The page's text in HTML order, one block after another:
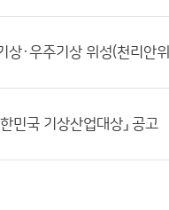
상·우주기상 위성(천리안
민국 기상산업대상」 공고